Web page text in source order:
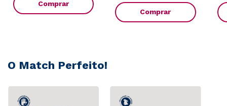
Comprar
Comprar
O Match Perfeito!